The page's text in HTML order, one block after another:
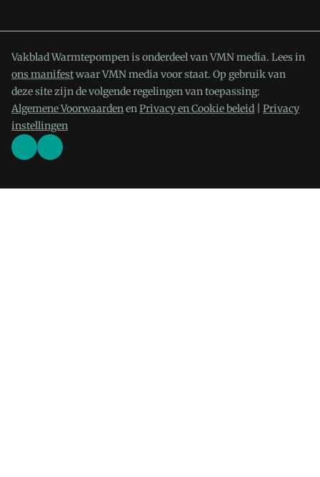
Vakblad Warmtepompen is onderdeel van VMN media. Lees in
ons manifestwaar VMN media voor staat. Op gebruik van
deze site zijn de volgende regelingen van toepassing:
Algemene VoorwaardenenPrivacy en Cookie beleid
Privacy
instellingen